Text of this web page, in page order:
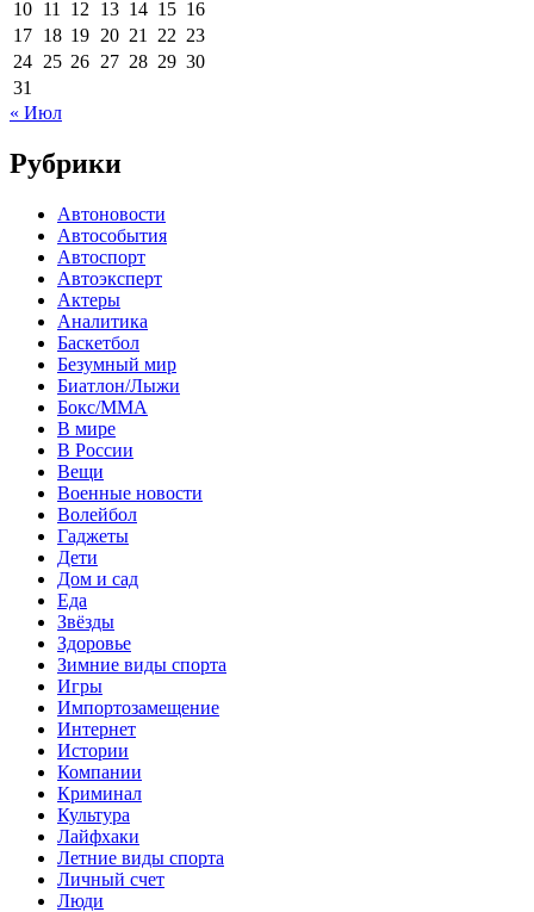
10 11 12 13 14 15 16
17 18 19 20 21 22 23
24 25 26 27 28 29 30
31
« Июл
Рубрики
Автоновости
Автособытия
Автоспорт
Автоэксперт
Актеры
Аналитика
Баскетбол
Безумный мир
Биатлон/Лыжи
Бокс/MMA
В мире
В России
Вещи
Военные новости
Волейбол
Гаджеты
Дети
Дом и сад
Еда
Звёзды
Здоровье
Зимние виды спорта
Игры
Импортозамещение
Интернет
Истории
Компании
Криминал
Культура
Лайфхаки
Летние виды спорта
Личный счет
Люди